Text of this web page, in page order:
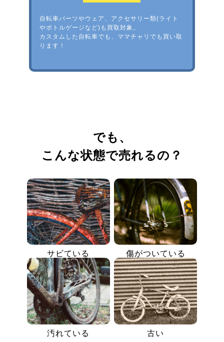
自転車パーツやウェア、アクセサリー類(ライト
やボトルゲージなど)も買取対象。
カスタムした自転車でも、ママチャリでも買い取
ります！
でも、
こんな状態で売れるの？
サビている 傷がついている
汚れている 古い